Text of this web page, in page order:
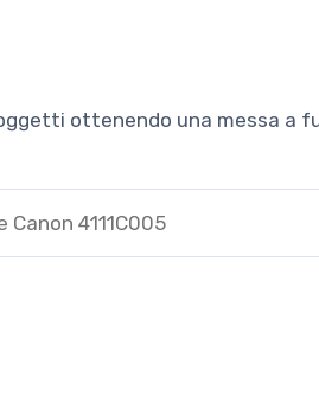
ottenendo una messa a
Canon 4111C005